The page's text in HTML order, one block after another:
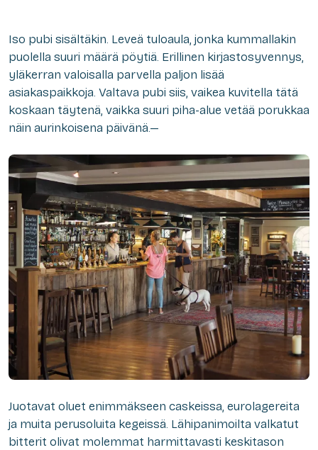
Iso pubi sisältäkin. Leveä tuloaula, jonka kummallakin
puolella suuri määrä pöytiä. Erillinen kirjastosyvennys,
yläkerran valoisalla parvella paljon lisää
asiakaspaikkoja. Valtava pubi siis, vaikea kuvitella tätä
koskaan täytenä, vaikka suuri piha-alue vetää porukkaa
näin aurinkoisena päivänä.—
Juotavat oluet enimmäkseen caskeissa, eurolagereita
ja muita perusoluita kegeissä. Lähipanimoilta valkatut
bitterit olivat molemmat harmittavasti keskitason